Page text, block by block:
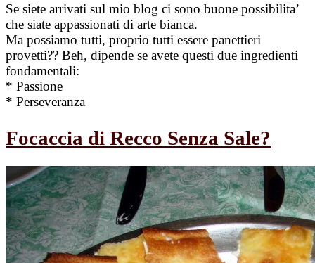
Se siete arrivati sul mio blog ci sono buone possibilita’
che siate appassionati di arte bianca.
Ma possiamo tutti, proprio tutti essere panettieri
provetti?? Beh, dipende se avete questi due ingredienti
fondamentali:
* Passione
* Perseveranza
Focaccia di Recco Senza Sale?